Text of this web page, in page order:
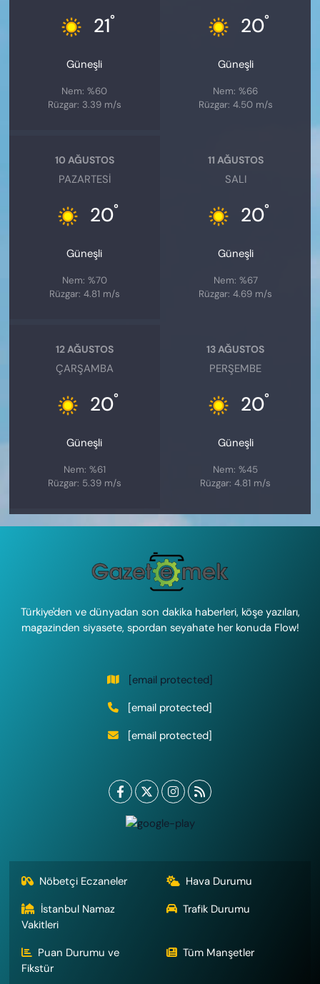
21°
Güneşli
Nem: %60
Rüzgar: 3.39 m/s
20°
Güneşli
Nem: %66
Rüzgar: 4.50 m/s
10 AĞUSTOS
PAZARTESI
20°
Güneşli
Nem: %70
Rüzgar: 4.81 m/s
11 AĞUSTOS
SALI
20°
Güneşli
Nem: %67
Rüzgar: 4.69 m/s
12 AĞUSTOS
ÇARŞAMBA
20°
Güneşli
Nem: %61
Rüzgar: 5.39 m/s
13 AĞUSTOS
PERŞEMBE
20°
Güneşli
Nem: %45
Rüzgar: 4.81 m/s
Türkiye'den ve dünyadan son dakika haberleri, köşe yazıları,
magazinden siyasete, spordan seyahate her konuda Flow!
[email protected]
[email protected]
[email protected]
Nöbetçi Eczaneler
Hava Durumu
İstanbul Namaz
Vakitleri
Trafik Durumu
Puan Durumu ve
Fikstür
Tüm Manşetler